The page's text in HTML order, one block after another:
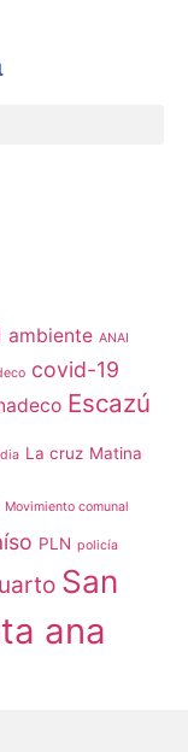
ambiente ANAI
covid-19
Escazú
La cruz Matina
Movimiento comunal
PLN policía
San
ana